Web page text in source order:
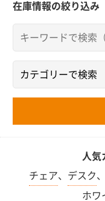
在庫情報の絞り込み
人気
チェア、 デスク、
ホワ